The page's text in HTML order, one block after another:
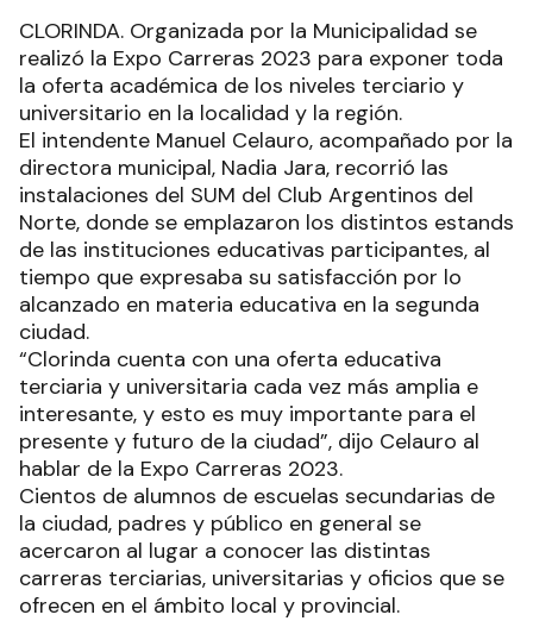
CLORINDA. Organizada por la Municipalidad se
realizó la Expo Carreras 2023 para exponer toda
la oferta académica de los niveles terciario y
universitario en la localidad y la región.
El intendente Manuel Celauro, acompañado por la
directora municipal, Nadia Jara, recorrió las
instalaciones del SUM del Club Argentinos del
Norte, donde se emplazaron los distintos estands
de las instituciones educativas participantes, al
tiempo que expresaba su satisfacción por lo
alcanzado en materia educativa en la segunda
ciudad.
“Clorinda cuenta con una oferta educativa
terciaria y universitaria cada vez más amplia e
interesante, y esto es muy importante para el
presente y futuro de la ciudad”, dijo Celauro al
hablar de la Expo Carreras 2023.
Cientos de alumnos de escuelas secundarias de
la ciudad, padres y público en general se
acercaron al lugar a conocer las distintas
carreras terciarias, universitarias y oficios que se
ofrecen en el ámbito local y provincial.